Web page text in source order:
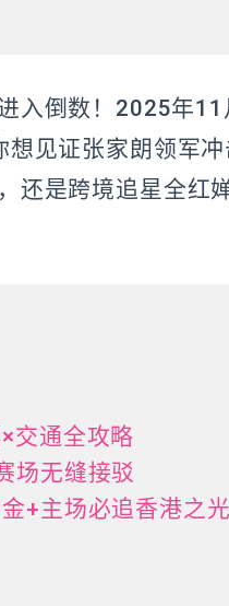
入倒数！2025年
见证张家朗领军
还是跨境追星全红
交通全攻略
场无缝接驳
+主场必追香港之光